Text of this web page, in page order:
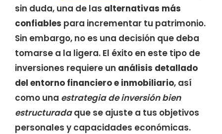
sin duda, una de las alternativas más
confiables para incrementar tu patrimonio.
Sin embargo, no es una decisión que deba
tomarse a la ligera. El éxito en este tipo de
inversiones requiere un análisis detallado
del entorno financiero e inmobiliario, así
como una estrategia de inversión bien
estructuradaque se ajuste a tus objetivos
personales y capacidades económicas.